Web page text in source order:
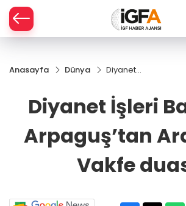
Anasayfa Dünya
Diyanet
Başkanı
Arpaguş’tan
Arafat’ta
Vakfe duası
Diyanet İşleri
Arpaguş’tan
Vakfe